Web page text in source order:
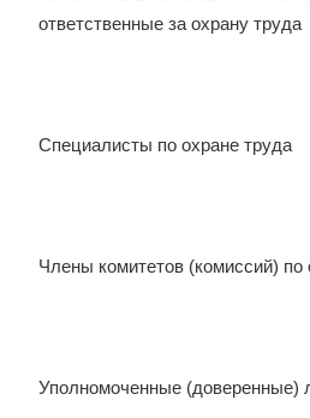
ответственные за охрану труда
Специалисты по охране труда
Члены комитетов (комиссий) по
Уполномоченные (доверенные)